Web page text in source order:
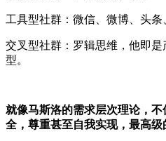
工具型社群：微信、微博、头
交叉型社群：罗辑思维，他即
型。
就像马斯洛的需求层次理论，
全，尊重甚至自我实现，最高级